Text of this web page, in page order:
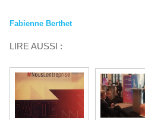
Fabienne Berthet
LIRE AUSSI :